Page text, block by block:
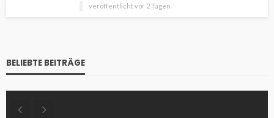
veröffentlicht vor 2 Tagen
BELIEBTE BEITRÄGE